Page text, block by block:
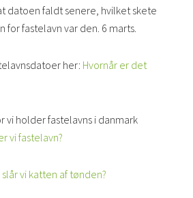
datoen faldt senere, hvilket skete
for fastelavn var den. 6 marts.
her: Hvornår er det
vi holder fastelavns i danmark
vi fastelavn?
vi katten af tønden?